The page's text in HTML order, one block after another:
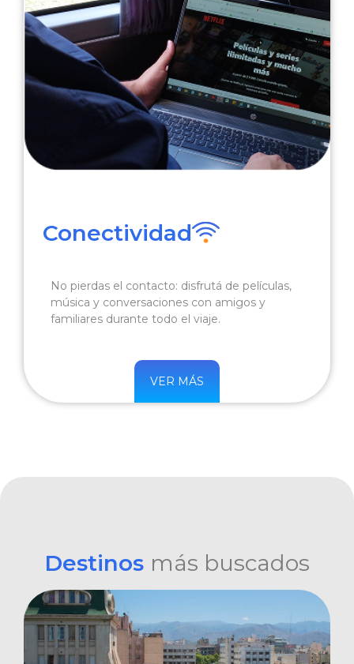
Conectividad
No pierdas el contacto: disfrutá de películas,
música y conversaciones con amigos y
familiares durante todo el viaje.
VER MÁS
Destinos más buscados